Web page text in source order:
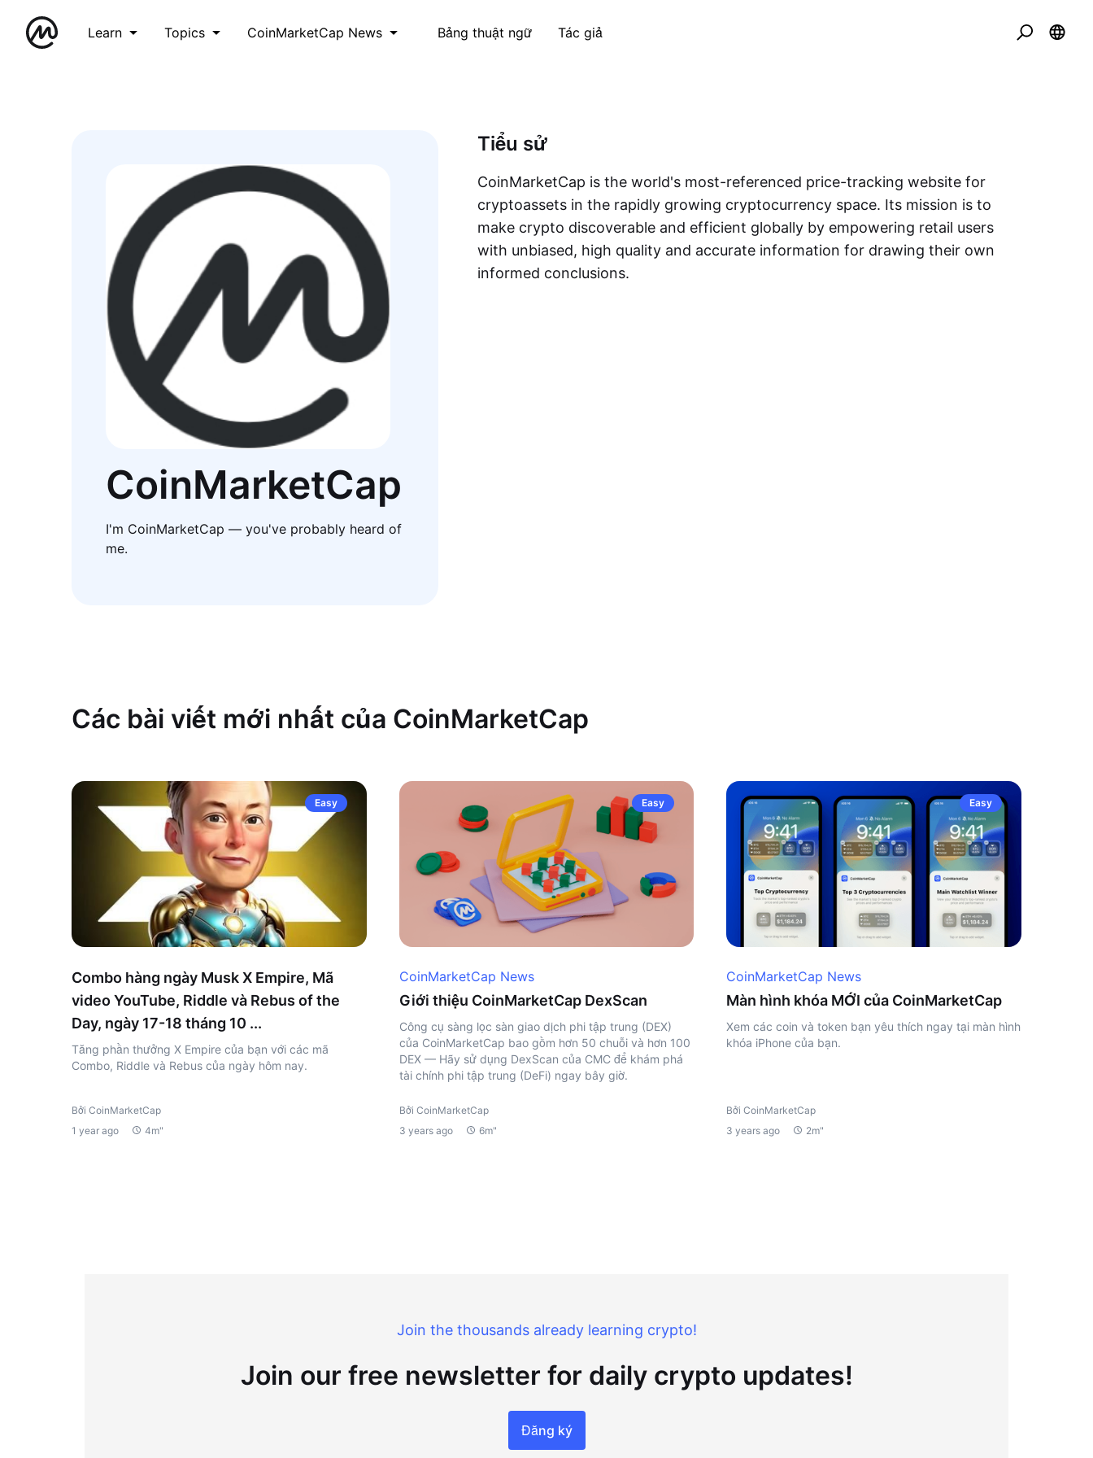
Learn Topics CoinMarketCap News Bảng thuật ngữ Tác giả
CoinMarketCap
I'm CoinMarketCap — you've probably heard of
me.
Tiểu sử
CoinMarketCap is the world's most-referenced price-tracking website for
cryptoassets in the rapidly growing cryptocurrency space. Its mission is to
make crypto discoverable and efficient globally by empowering retail users
with unbiased, high quality and accurate information for drawing their own
informed conclusions.
Các bài viết mới nhất của CoinMarketCap
Easy
Combo hàng ngày Musk X Empire, Mã
video YouTube, Riddle và Rebus of the
Day, ngày 17-18 tháng 10 ...
Tăng phần thưởng X Empire của bạn với các mã
Combo, Riddle và Rebus của ngày hôm nay.
Bởi CoinMarketCap
1 year ago
4m"
Easy
CoinMarketCap News
Giới thiệu CoinMarketCap DexScan
Công cụ sàng lọc sàn giao dịch phi tập trung (DEX)
của CoinMarketCap bao gồm hơn 50 chuỗi và hơn 100
DEX — Hãy sử dụng DexScan của CMC để khám phá
tài chính phi tập trung (DeFi) ngay bây giờ.
Bởi CoinMarketCap
3 years ago
6m"
Easy
CoinMarketCap News
Màn hình khóa MỚI của CoinMarketCap
Xem các coin và token bạn yêu thích ngay tại màn hình
khóa iPhone của bạn.
Bởi CoinMarketCap
3 years ago
2m"
Join the thousands already learning crypto!
Join our free newsletter for daily crypto updates!
Đăng ký